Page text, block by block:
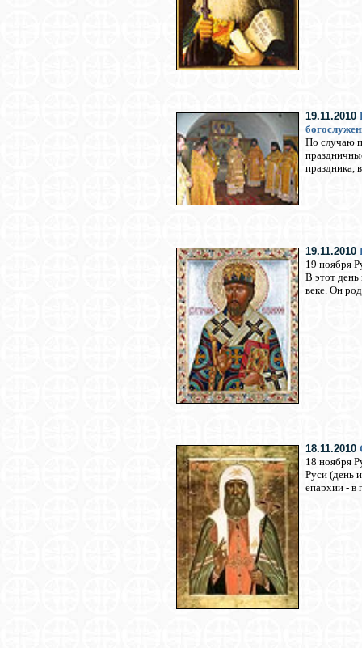
19.11.2010
По случаю
праздника,
19.11.2010
19 ноября
В этот
веке. Он
18.11.2010
18 ноября
Руси (день
епархии - в